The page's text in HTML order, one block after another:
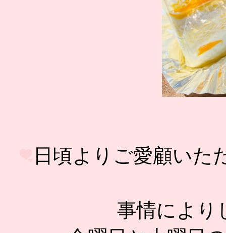
日頃よりご愛顧いた
事情により